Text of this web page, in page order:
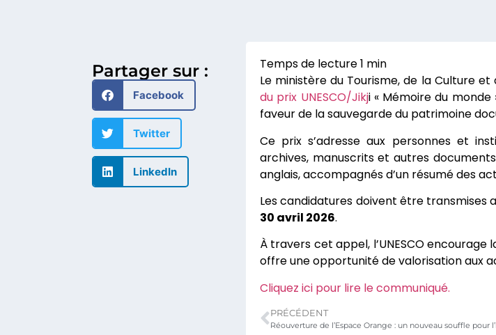
Partager sur :
Facebook
Twitter
LinkedIn
Le ministère du Tourisme, de la Culture
du prix UNESCO/Jikji « Mémoire du
faveur de la sauvegarde du patrimoine
Ce prix s’adresse aux personnes et
archives, manuscrits et autres
anglais, accompagnés d’un résumé des
Les candidatures doivent être transmises
30 avril 2026.
À travers cet appel, l’UNESCO
offre une opportunité de valorisation aux
Cliquez ici pour lire le communiqué.
PRÉCÉDENT